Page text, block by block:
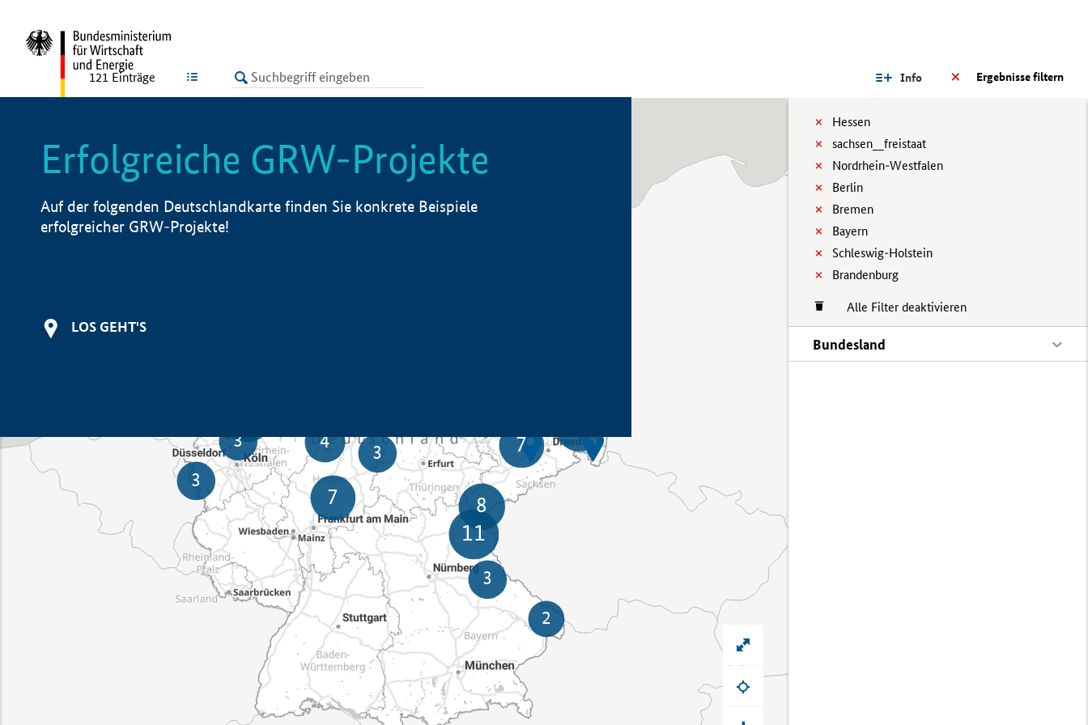
LISTE Ergebnisse filtern
Info
Hessen
sachsen__freistaat
Nordrhein-Westfalen
Berlin
Bremen
Bayern
Schleswig-Holstein
Brandenburg
Alle Filter deaktivieren
Bundesland
121 Einträge
Erfolgreiche GRW-Projekte
Auf der folgenden Deutschlandkarte finden Sie konkrete Beispiele
erfolgreicher GRW-Projekte!
LOS GEHT'S